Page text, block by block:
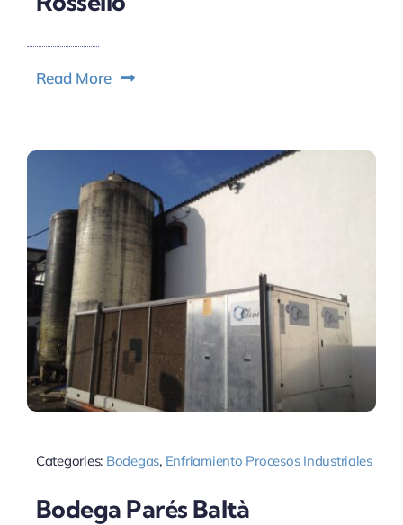
Read More
Categories: Bodegas, Enfriamiento Procesos Industriales
Bodega Parés Baltà